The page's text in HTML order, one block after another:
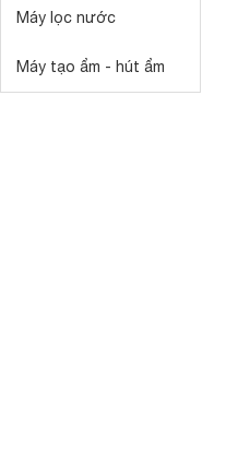
Máy lọc nước
Máy tạo ẩm - hút ẩm